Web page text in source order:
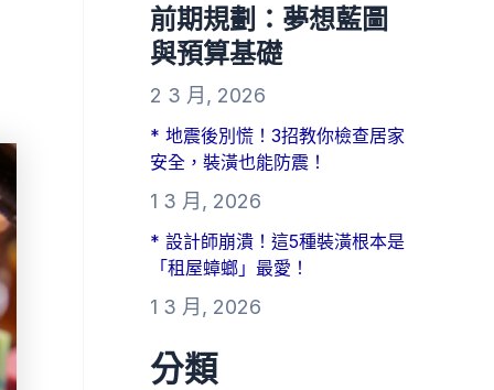
前期規劃：夢想藍圖
與預算基礎
2 3 月, 2026
* 地震後別慌！3招教你檢查居家
安全，裝潢也能防震！
1 3 月, 2026
* 設計師崩潰！這5種裝潢根本是
「租屋蟑螂」最愛！
1 3 月, 2026
分類